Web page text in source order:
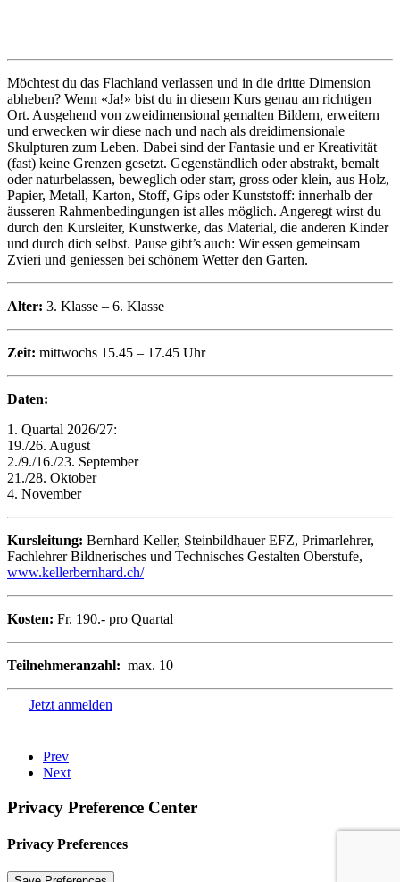
Möchtest du das Flachland verlassen und in die dritte Dimension
abheben? Wenn «Ja!» bist du in diesem Kurs genau am richtigen
Ort. Ausgehend von zweidimensional gemalten Bildern, erweitern
und erwecken wir diese nach und nach als dreidimensionale
Skulpturen zum Leben. Dabei sind der Fantasie und er Kreativität
(fast) keine Grenzen gesetzt. Gegenständlich oder abstrakt, bemalt
oder naturbelassen, beweglich oder starr, gross oder klein, aus Holz,
Papier, Metall, Karton, Stoff, Gips oder Kunststoff: innerhalb der
äusseren Rahmenbedingungen ist alles möglich. Angeregt wirst du
durch den Kursleiter, Kunstwerke, das Material, die anderen Kinder
und durch dich selbst. Pause gibt’s auch: Wir essen gemeinsam
Zvieri und geniessen bei schönem Wetter den Garten.
Alter: 3. Klasse – 6. Klasse
Zeit: mittwochs 15.45 – 17.45 Uhr
Daten:
1. Quartal 2026/27:
19./26. August
2./9./16./23. September
21./28. Oktober
4. November
Kursleitung: Bernhard Keller, Steinbildhauer EFZ, Primarlehrer,
Fachlehrer Bildnerisches und Technisches Gestalten Oberstufe,
www.kellerbernhard.ch/
Kosten: Fr. 190.- pro Quartal
Teilnehmeranzahl: max. 10
Jetzt anmelden
Prev
Next
Privacy Preference Center
Privacy Preferences